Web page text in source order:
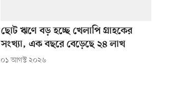
ছোট ঋণে বড় হচ্ছে খেলাপি গ্রাহকের
সংখ্যা, এক বছরে বেড়েছে ২৪ লাখ
০১ আগস্ট ২০২৬